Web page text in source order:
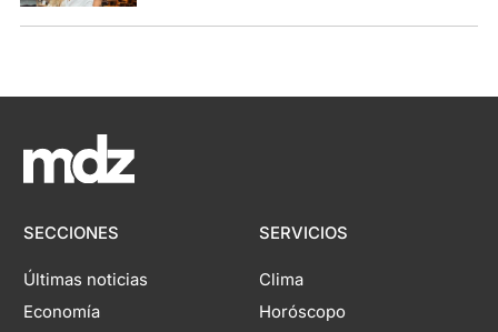
SECCIONES
Últimas noticias
Economía
SERVICIOS
Clima
Horóscopo